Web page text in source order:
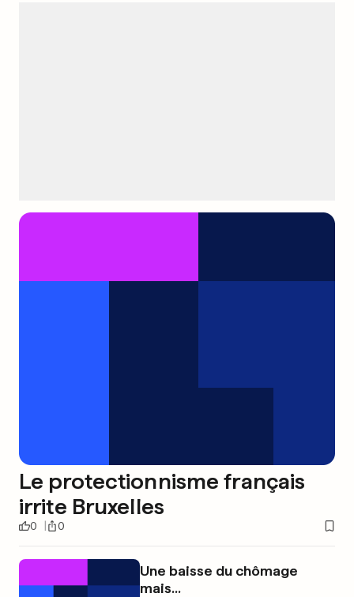
Le protectionnisme français
irrite Bruxelles
0 0
Une baisse du chômage
mais...